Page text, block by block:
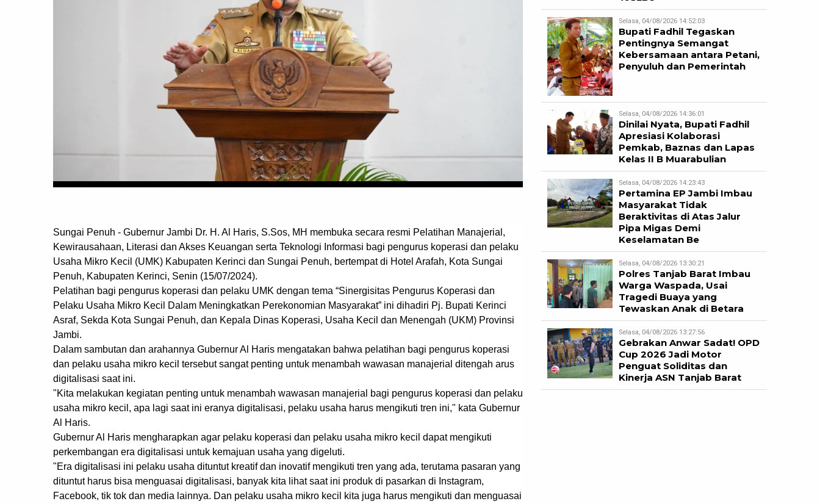
Sungai Penuh - Gubernur Jambi Dr. H. Al Haris, S.Sos, MH membuka secara resmi Pelatihan Manajerial,
Kewirausahaan, Literasi dan Akses Keuangan serta Teknologi Informasi bagi pengurus koperasi dan pelaku
Usaha Mikro Kecil (UMK) Kabupaten Kerinci dan Sungai Penuh, bertempat di Hotel Arafah, Kota Sungai
Penuh, Kabupaten Kerinci, Senin (15/07/2024).
Pelatihan bagi pengurus koperasi dan pelaku UMK dengan tema “Sinergisitas Pengurus Koperasi dan
Pelaku Usaha Mikro Kecil Dalam Meningkatkan Perekonomian Masyarakat” ini dihadiri Pj. Bupati Kerinci
Asraf, Sekda Kota Sungai Penuh, dan Kepala Dinas Koperasi, Usaha Kecil dan Menengah (UKM) Provinsi
Jambi.
Dalam sambutan dan arahannya Gubernur Al Haris mengatakan bahwa pelatihan bagi pengurus koperasi
dan pelaku usaha mikro kecil tersebut sangat penting untuk menambah wawasan manajerial ditengah arus
digitalisasi saat ini.
"Kita melakukan kegiatan penting untuk menambah wawasan manajerial bagi pengurus koperasi dan pelaku
usaha mikro kecil, apa lagi saat ini eranya digitalisasi, pelaku usaha harus mengikuti tren ini," kata Gubernur
Al Haris.
Gubernur Al Haris mengharapkan agar pelaku koperasi dan pelaku usaha mikro kecil dapat mengikuti
perkembangan era digitalisasi untuk kemajuan usaha yang digeluti.
"Era digitalisasi ini pelaku usaha dituntut kreatif dan inovatif mengikuti tren yang ada, terutama pasaran yang
dituntut harus bisa menguasai digitalisasi, banyak kita lihat saat ini produk di pasarkan di Instagram,
Facebook, tik tok dan media lainnya. Dan pelaku usaha mikro kecil kita juga harus mengikuti dan menguasai
Selasa, 04/08/2026 14:52:03
Bupati Fadhil Tegaskan
Pentingnya Semangat
Kebersamaan antara Petani,
Penyuluh dan Pemerintah
Selasa, 04/08/2026 14:36:01
Dinilai Nyata, Bupati Fadhil
Apresiasi Kolaborasi
Pemkab, Baznas dan Lapas
Kelas II B Muarabulian
Selasa, 04/08/2026 14:23:43
Pertamina EP Jambi Imbau
Masyarakat Tidak
Beraktivitas di Atas Jalur
Pipa Migas Demi
Keselamatan Be
Selasa, 04/08/2026 13:30:21
Polres Tanjab Barat Imbau
Warga Waspada, Usai
Tragedi Buaya yang
Tewaskan Anak di Betara
Selasa, 04/08/2026 13:27:56
Gebrakan Anwar Sadat! OPD
Cup 2026 Jadi Motor
Penguat Soliditas dan
Kinerja ASN Tanjab Barat